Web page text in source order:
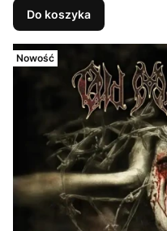
Do koszyka
Nowość